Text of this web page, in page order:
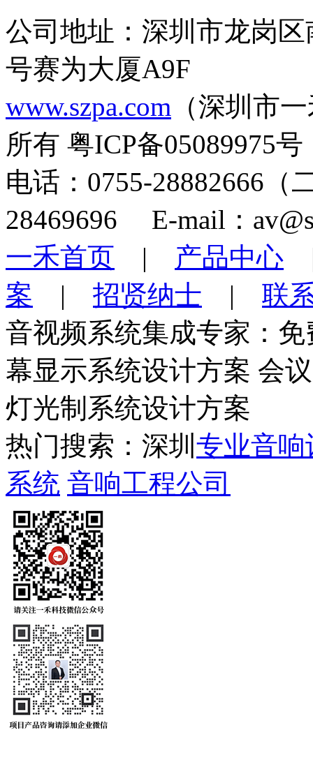
公司地址：深圳市龙岗
号赛为大厦A9F
www.szpa.com （深圳市
所有 粤ICP备05089975号
电话：0755-28882666
28469696 E-mail：
一禾首页 | 产品中心
案 | 招贤纳士 | 联
音视频系统集成专家：
幕显示系统设计方案 会
灯光制系统设计方案
热门搜索：深圳 专业音响
系统 音响工程公司